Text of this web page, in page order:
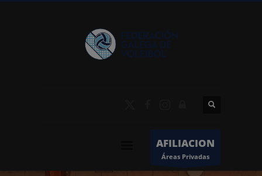
AFILIACION
Áreas Privadas